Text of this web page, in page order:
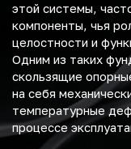
этой системы,
компоненты, чья
целостности и
Одним из таких
скользящие
на себя
температурные
процессе